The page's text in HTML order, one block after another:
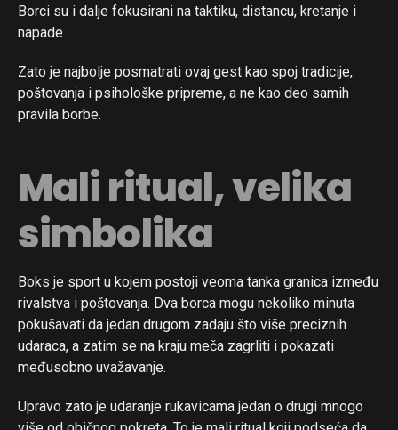
Borci su i dalje fokusirani na taktiku, distancu, kretanje i
napade.
Zato je najbolje posmatrati ovaj gest kao spoj tradicije,
poštovanja i psihološke pripreme, a ne kao deo samih
pravila borbe.
Mali ritual, velika
simbolika
Boks je sport u kojem postoji veoma tanka granica između
rivalstva i poštovanja. Dva borca mogu nekoliko minuta
pokušavati da jedan drugom zadaju što više preciznih
udaraca, a zatim se na kraju meča zagrliti i pokazati
međusobno uvažavanje.
Upravo zato je udaranje rukavicama jedan o drugi mnogo